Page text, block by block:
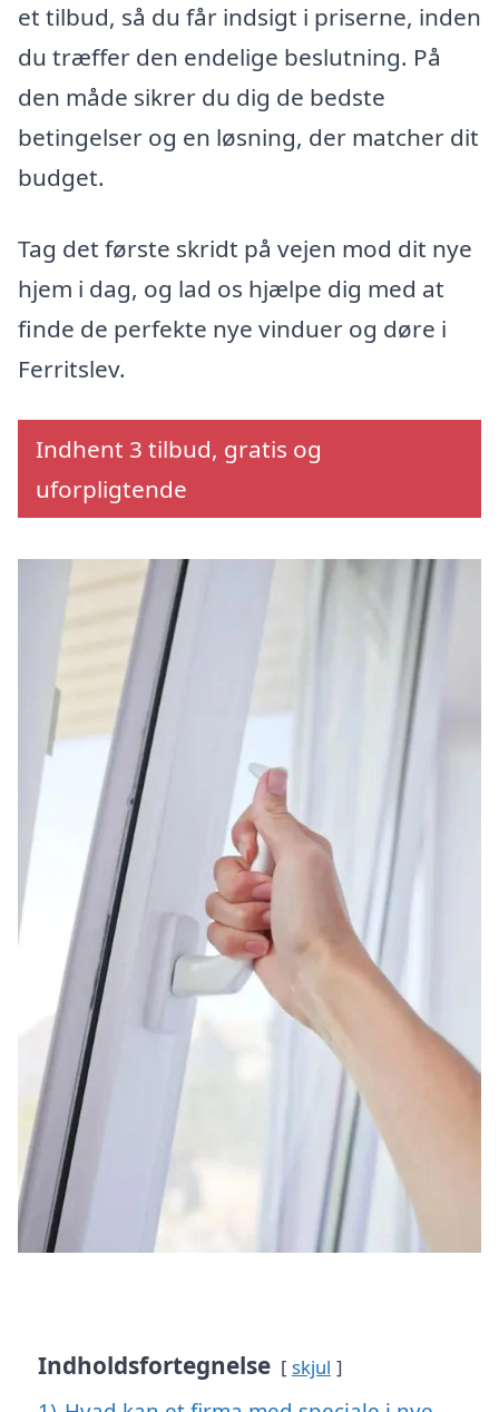
et tilbud, så du får indsigt i priserne, inden
du træffer den endelige beslutning. På
den måde sikrer du dig de bedste
betingelser og en løsning, der matcher dit
budget.
Tag det første skridt på vejen mod dit nye
hjem i dag, og lad os hjælpe dig med at
finde de perfekte nye vinduer og døre i
Ferritslev.
Indhent 3 tilbud, gratis og
uforpligtende
Indholdsfortegnelse skjul